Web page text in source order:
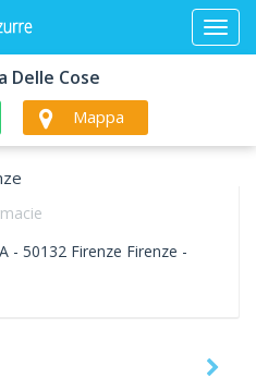
Delle Cose
Mappa
- 50132 Firenze Firenze -